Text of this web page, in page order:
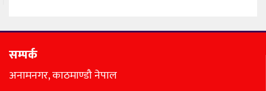
सम्पर्क
अनामनगर, काठमाण्डौ नेपाल